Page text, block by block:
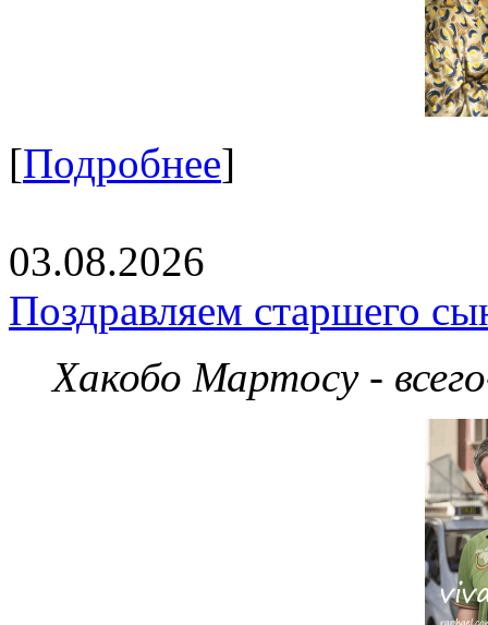
[Подробнее]
03.08.2026
Поздравляем старшего
Хакобо Мартосу -